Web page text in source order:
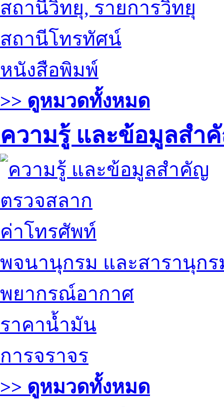
สถานีวิทยุ, รายการวิทยุ
สถานีโทรทัศน์
หนังสือพิมพ์
>> ดูหมวดทั้งหมด
ความรู้ และข้อมูลสำ
ตรวจสลาก
ค่าโทรศัพท์
พจนานุกรม และสารานุกร
พยากรณ์อากาศ
ราคาน้ำมัน
การจราจร
>> ดูหมวดทั้งหมด